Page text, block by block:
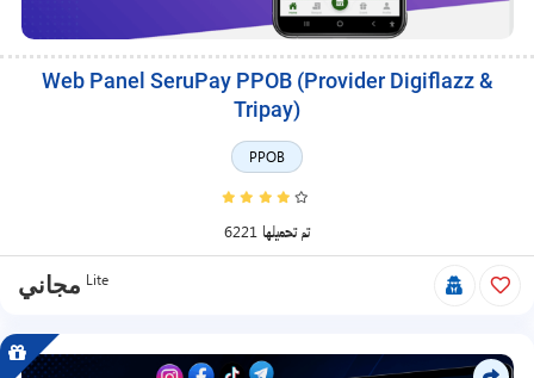
Web Panel SeruPay PPOB (Provider Digiflazz &
Tripay)
PPOB
6221 تم تحميلها
مجاني Lite